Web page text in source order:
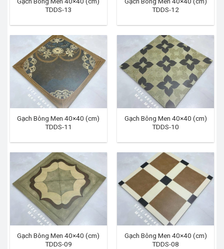
TDDS-13
TDDS-12
Gạch Bông Men 40×40 (cm)
TDDS-11
Gạch Bông Men 40×40 (cm)
TDDS-10
Gạch Bông Men 40×40 (cm)
TDDS-09
Gạch Bông Men 40×40 (cm)
TDDS-08